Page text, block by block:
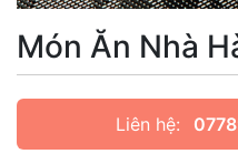
Món Ăn Nhà
Liên hệ: